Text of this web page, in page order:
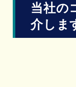
当社の
介しま